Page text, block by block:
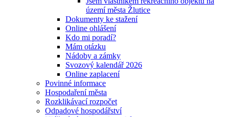
území města Žlutice
Dokumenty ke stažení
Online ohlášení
Kdo mi poradí?
Mám otázku
Nádoby a zámky
Svozový kalendář 2026
Online zaplacení
Povinné informace
Hospodaření města
Rozklikávací rozpočet
Odpadové hospodářství